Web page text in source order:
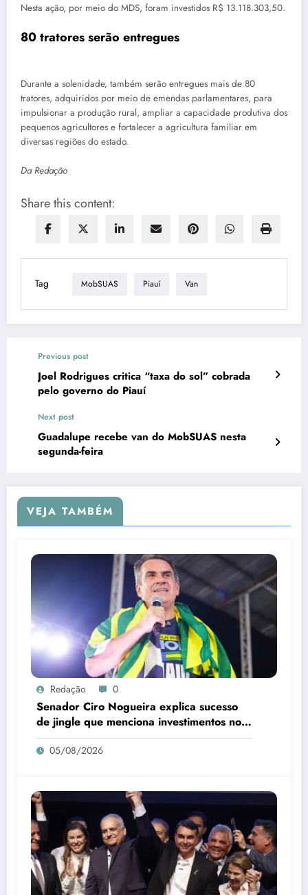
Nesta ação, por meio do MDS, foram investidos R$ 13.118.303,50.
80 tratores serão entregues
Durante a solenidade, também serão entregues mais de 80
tratores, adquiridos por meio de emendas parlamentares, para
impulsionar a produção rural, ampliar a capacidade produtiva dos
pequenos agricultores e fortalecer a agricultura familiar em
diversas regiões do estado.
Da Redação
Share this content:
Tag MobSUAS Piauí Van
Previous post
Joel Rodrigues critica “taxa do sol” cobrada
pelo governo do Piauí
Next post
Guadalupe recebe van do MobSUAS nesta
segunda-feira
VEJA TAMBÉM
Redação 0
Senador Ciro Nogueira explica sucesso
de jingle que menciona investimentos no
Piauí
05/08/2026